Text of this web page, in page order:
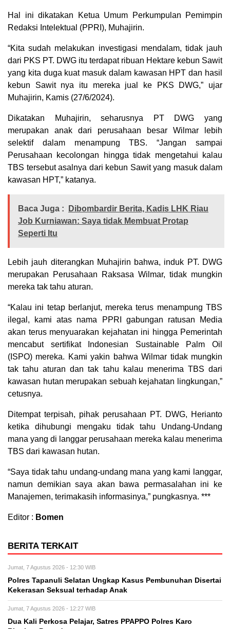
Hal ini dikatakan Ketua Umum Perkumpulan Pemimpin
Redaksi Intelektual (PPRI), Muhajirin.
“Kita sudah melakukan investigasi mendalam, tidak jauh
dari PKS PT. DWG itu terdapat ribuan Hektare kebun Sawit
yang kita duga kuat masuk dalam kawasan HPT dan hasil
kebun Sawit nya itu mereka jual ke PKS DWG,” ujar
Muhajirin, Kamis (27/6/2024).
Dikatakan Muhajirin, seharusnya PT DWG yang
merupakan anak dari perusahaan besar Wilmar lebih
selektif dalam menampung TBS. “Jangan sampai
Perusahaan kecolongan hingga tidak mengetahui kalau
TBS tersebut asalnya dari kebun Sawit yang masuk dalam
kawasan HPT,” katanya.
Baca Juga :
Dibombardir Berita, Kadis LHK Riau
Job Kurniawan: Saya tidak Membuat Protap
Seperti Itu
Lebih jauh diterangkan Muhajirin bahwa, induk PT. DWG
merupakan Perusahaan Raksasa Wilmar, tidak mungkin
mereka tak tahu aturan.
“Kalau ini tetap berlanjut, mereka terus menampung TBS
ilegal, kami atas nama PPRI gabungan ratusan Media
akan terus menyuarakan kejahatan ini hingga Pemerintah
mencabut sertifikat Indonesian Sustainable Palm Oil
(ISPO) mereka. Kami yakin bahwa Wilmar tidak mungkin
tak tahu aturan dan tak tahu kalau menerima TBS dari
kawasan hutan merupakan sebuah kejahatan lingkungan,”
cetusnya.
Ditempat terpisah, pihak perusahaan PT. DWG, Herianto
ketika dihubungi mengaku tidak tahu Undang-Undang
mana yang di langgar perusahaan mereka kalau menerima
TBS dari kawasan hutan.
“Saya tidak tahu undang-undang mana yang kami langgar,
namun demikian saya akan bawa permasalahan ini ke
Manajemen, terimakasih informasinya,” pungkasnya. ***
Editor : Bomen
BERITA TERKAIT
Jumat, 7 Agustus 2026 - 12:30 WIB
Polres Tapanuli Selatan Ungkap Kasus Pembunuhan Disertai
Kekerasan Seksual terhadap Anak
Jumat, 7 Agustus 2026 - 12:27 WIB
Dua Kali Perkosa Pelajar, Satres PPAPPO Polres Karo